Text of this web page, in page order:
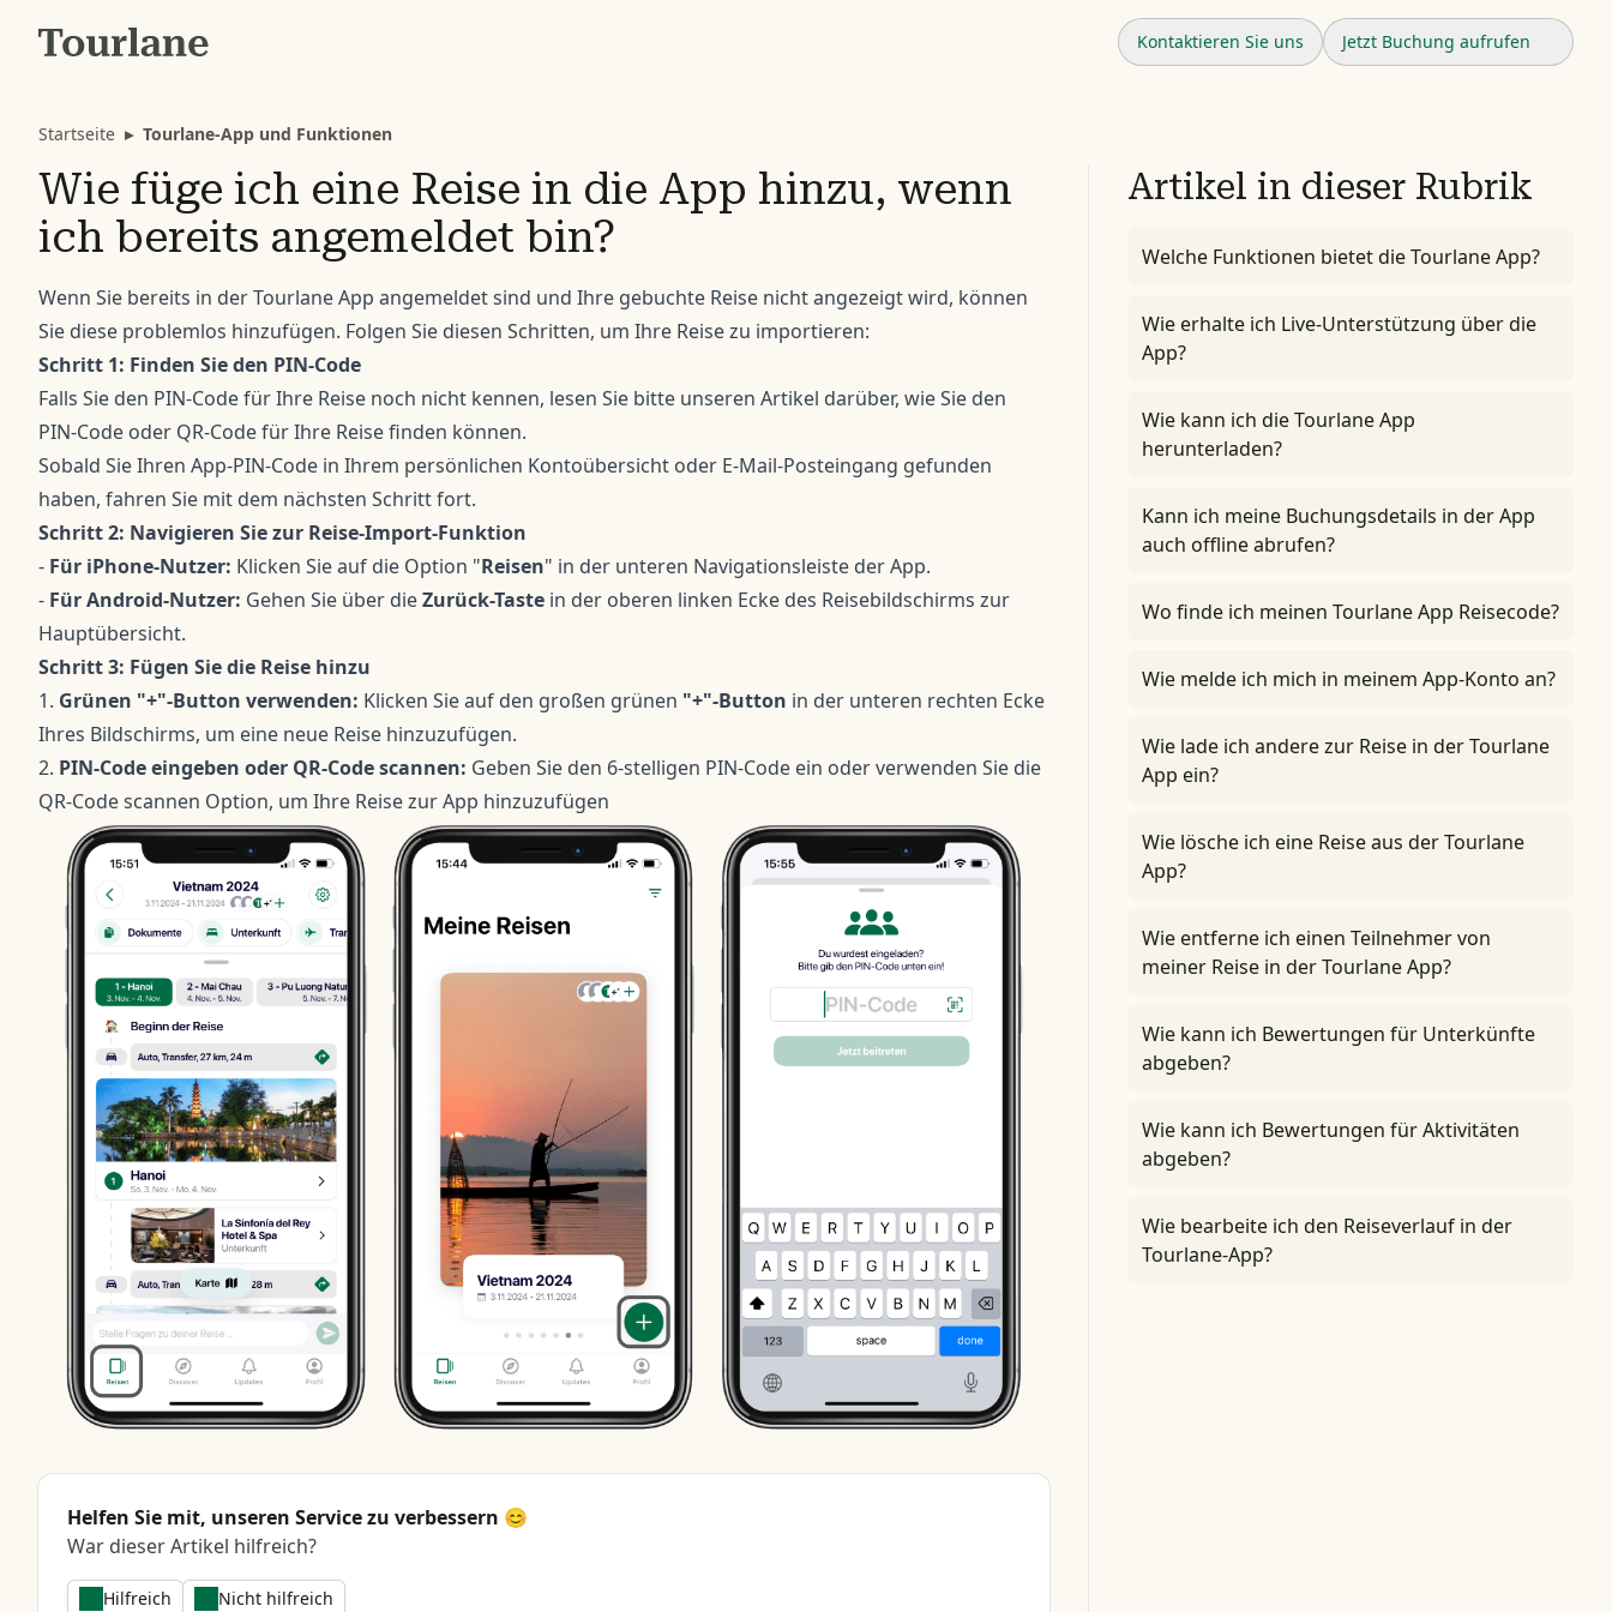
Kontaktieren Sie uns Jetzt Buchung aufrufen
Startseite ▸ Tourlane-App und Funktionen
Wie füge ich eine Reise in die App hinzu, wenn
ich bereits angemeldet bin?
Wenn Sie bereits in der Tourlane App angemeldet sind und Ihre gebuchte Reise nicht angezeigt wird, können
Sie diese problemlos hinzufügen. Folgen Sie diesen Schritten, um Ihre Reise zu importieren:
Schritt 1: Finden Sie den PIN-Code
Falls Sie den PIN-Code für Ihre Reise noch nicht kennen, lesen Sie bitte unseren Artikel darüber, wie Sie den
PIN-Code oder QR-Code für Ihre Reise finden können.
Sobald Sie Ihren App-PIN-Code in Ihrem persönlichen Kontoübersicht oder E-Mail-Posteingang gefunden
haben, fahren Sie mit dem nächsten Schritt fort.
Schritt 2: Navigieren Sie zur Reise-Import-Funktion
- Für iPhone-Nutzer: Klicken Sie auf die Option "Reisen" in der unteren Navigationsleiste der App.
- Für Android-Nutzer: Gehen Sie über dieZurück-Taste in der oberen linken Ecke des Reisebildschirms zur
Hauptübersicht.
Schritt 3: Fügen Sie die Reise hinzu
1. Grünen "+"-Button verwenden: Klicken Sie auf den großen grünen "+"-Button in der unteren rechten Ecke
Ihres Bildschirms, um eine neue Reise hinzuzufügen.
2. PIN-Code eingeben oder QR-Code scannen: Geben Sie den 6-stelligen PIN-Code ein oder verwenden Sie die
QR-Code scannen Option, um Ihre Reise zur App hinzuzufügen
Helfen Sie mit, unseren Service zu verbessern 😊
War dieser Artikel hilfreich?
Hilfreich Nicht hilfreich
Artikel in dieser Rubrik
Welche Funktionen bietet die Tourlane App?
Wie erhalte ich Live-Unterstützung über die
App?
Wie kann ich die Tourlane App
herunterladen?
Kann ich meine Buchungsdetails in der App
auch offline abrufen?
Wo finde ich meinen Tourlane App Reisecode?
Wie melde ich mich in meinem App-Konto an?
Wie lade ich andere zur Reise in der Tourlane
App ein?
Wie lösche ich eine Reise aus der Tourlane
App?
Wie entferne ich einen Teilnehmer von
meiner Reise in der Tourlane App?
Wie kann ich Bewertungen für Unterkünfte
abgeben?
Wie kann ich Bewertungen für Aktivitäten
abgeben?
Wie bearbeite ich den Reiseverlauf in der
Tourlane-App?